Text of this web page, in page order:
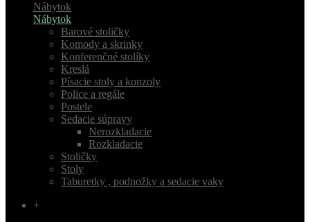
Nábytok
Nábytok
Barové stoličky
Komody a skrinky
Konferenčné stolíky
Kreslá
Písacie stoly a konzoly
Police a regále
Postele
Sedacie súpravy
Nerozkladacie
Rozkladacie
Stoličky
Stoly
Taburetky , podnožky a sedacie vaky
+